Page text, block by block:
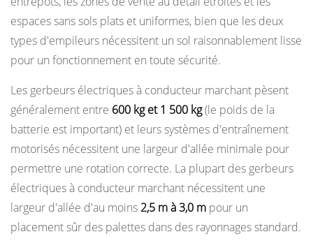
espaces sans sols plats et uniformes, bien que les deux
types d'empileurs nécessitent un sol raisonnablement lisse
pour un fonctionnement en toute sécurité.
Les gerbeurs électriques à conducteur marchant pèsent
généralement entre 600 kg et 1 500 kg(le poids de la
batterie est important) et leurs systèmes d'entraînement
motorisés nécessitent une largeur d'allée minimale pour
permettre une rotation correcte. La plupart des gerbeurs
électriques à conducteur marchant nécessitent une
largeur d'allée d'au moins2,5 m à 3,0 m pour un
placement sûr des palettes dans des rayonnages standard.